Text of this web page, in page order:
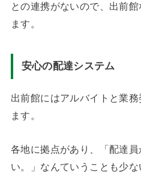
との連携がないので、出前
ます。
安心の配達システム
出前館にはアルバイトと業
ます。
各地に拠点があり、「配達
い。」なんていうことも少な